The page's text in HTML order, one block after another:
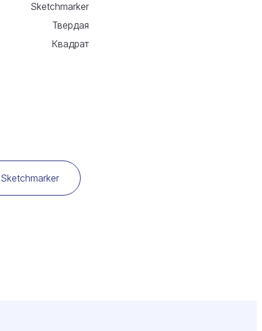
Sketchmarker
Твердая
Квадрат